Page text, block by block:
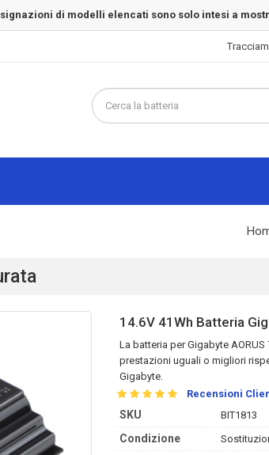
di modelli elencati sono solo intesi a
14.6V 41Wh Batteria
La batteria per Gigabyte AORUS
prestazioni uguali o migliori
Gigabyte.
Recensioni
SKU BIT1813
Condizione